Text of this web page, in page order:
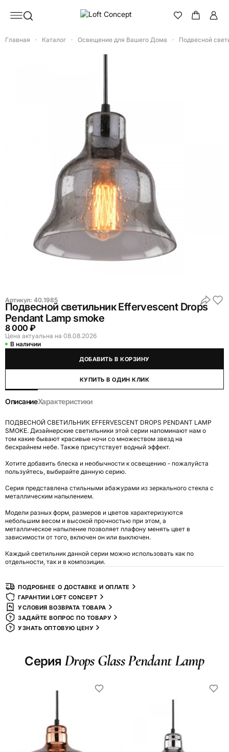
Главная Каталог Освещение для Вашего Дома Подвесной
Артикул: 40.1985
Подвесной светильник Effervescent Drops
Pendant Lamp smoke
8 000 ₽
Цена актуальна на 08.08.2026
В наличии
ДОБАВИТЬ В КОРЗИНУ
КУПИТЬ В ОДИН КЛИК
ОписаниеХарактеристики
ПОДВЕСНОЙ СВЕТИЛЬНИК EFFERVESCENT DROPS PENDANT LAMP
SMOKE. Дизайнерские светильники этой серии напоминают нам о
том какие бывают красивые ночи со множеством звезд на
бескрайнем небе. Также присутствует водный эффект.
Хотите добавить блеска и необычности к освещению - пожалуйста
пользуйтесь, выбирайте данную серию.
Серия представлена стильными абажурами из зеркального стекла с
металлическим напылением.
Модели разных форм, размеров и цветов характеризуются
небольшим весом и высокой прочностью при этом, а
металлическое напыление позволяет плафону менять цвет в
зависимости от того, включен он или выключен.
Каждый светильник данной серии можно использовать как по
отдельности, так и в композиции.
ПОДРОБНЕЕ О ДОСТАВКЕ И ОПЛАТЕ
ГАРАНТИИ LOFT CONCEPT
УСЛОВИЯ ВОЗВРАТА ТОВАРА
ЗАДАЙТЕ ВОПРОС ПО ТОВАРУ
УЗНАТЬ ОПТОВУЮ ЦЕНУ
Серия Drops Glass Pendant Lamp